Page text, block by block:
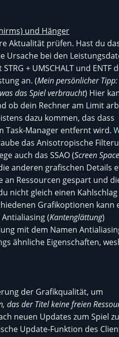
und Hänger
Aktualität prüfen. Hast du
Ursache bei den
+ UMSCHALT und ENTF
an. (Mein persönlicher Tipp:
das Spiel verbraucht) Hier
ob dein Rechner am Limit
dazu kommen, das dass
Task-Manager entfernt wird.
das Anisotropische
auch das SSAO (Screen Space
anderen grafischen Details
an Ressourcen gespart und
nicht gleich einen Kahlschlag
Grafikoptionen kann
(Kantenglättung)
mit dem Namen
ähnliche Eigenschaften,
der Grafikqualität, um
das der Titel keine freien
neuen Updates zum Spiel zu
Update-Funktion des